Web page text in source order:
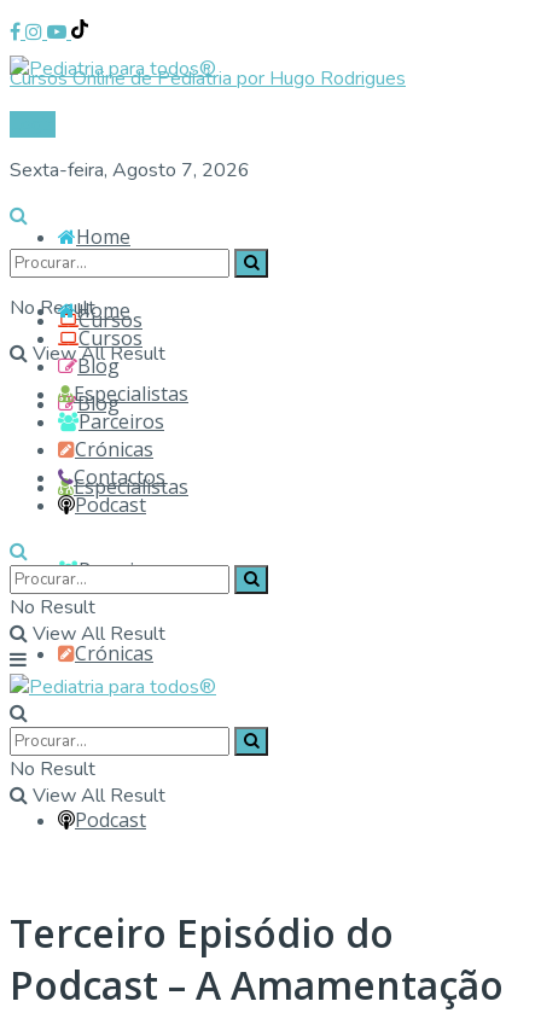
Cursos Online de Pediatria por Hugo Rodrigues
Sexta-feira, Agosto 7, 2026
No Result
View All Result
Home
Cursos
Blog
Especialistas
Parceiros
Crónicas
Contactos
Podcast
Home
Cursos
Blog
Especialistas
Parceiros
Crónicas
Contactos
Podcast
No Result
View All Result
No Result
View All Result
Terceiro Episódio do
Podcast – A Amamentação